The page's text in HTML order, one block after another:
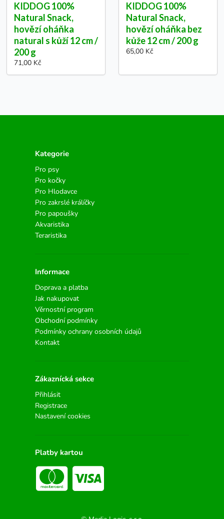
KIDDOG 100%
Natural Snack,
hovězí oháňka
natural s kůží 12 cm /
200 g
71,00 Kč
KIDDOG 100%
Natural Snack,
hovězí oháňka bez
kůže 12 cm / 200 g
65,00 Kč
Kategorie
Pro psy
Pro kočky
Pro Hlodavce
Pro zakrslé králíčky
Pro papoušky
Akvaristika
Teraristika
Informace
Doprava a platba
Jak nakupovat
Věrnostní program
Obchodní podmínky
Podmínky ochrany osobních údajů
Kontakt
Zákaznícká sekce
Přihlásit
Registrace
Nastavení cookies
Platby kartou